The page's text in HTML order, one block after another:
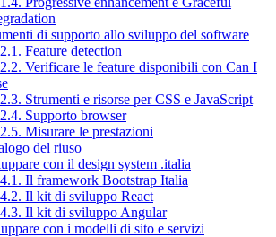
di supporto allo sviluppo del software
Feature detection
Verificare le feature disponibili con Can I
Strumenti e risorse per CSS e JavaScript
Supporto browser
Misurare le prestazioni
del riuso
con il design system .italia
Il framework Bootstrap Italia
Il kit di sviluppo React
Il kit di sviluppo Angular
con i modelli di sito e servizi